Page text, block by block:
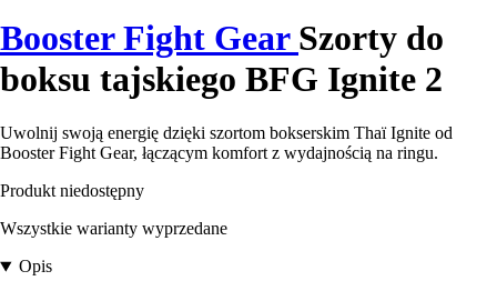
Booster Fight Gear Szorty do
boksu tajskiego BFG Ignite 2
Uwolnij swoją energię dzięki szortom bokserskim Thaï Ignite od
Booster Fight Gear, łączącym komfort z wydajnością na ringu.
Produkt niedostępny
Wszystkie warianty wyprzedane
Opis